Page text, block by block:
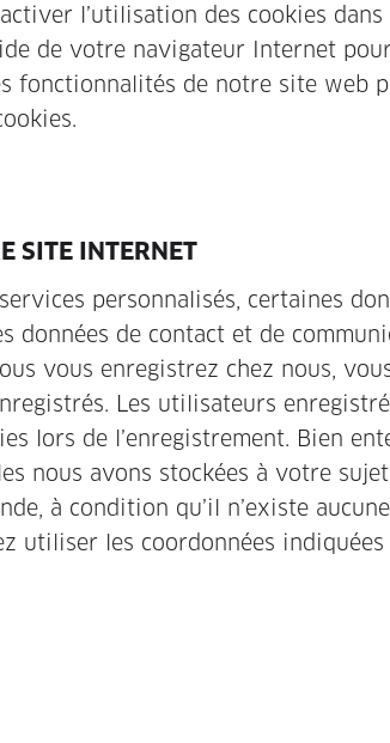
l’utilisation des cookies
de votre navigateur Internet
fonctionnalités de notre site web
SITE INTERNET
personnalisés, certaines
données de contact et de
vous enregistrez chez nous,
Les utilisateurs
lors de l’enregistrement. Bien
nous avons stockées à votre
à condition qu’il n’existe
utiliser les coordonnées